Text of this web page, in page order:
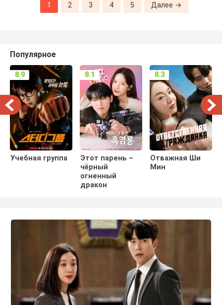
1 2 3 4 5 Далее →
Популярное
Учебная группа
8.9
Этот парень –
чёрный
огненный
дракон
8.1
Отважная Ши
Мин
8.3